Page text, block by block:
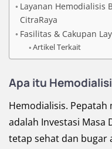
Layanan Hemodialisis
CitraRaya
Fasilitas & Cakupan
Artikel Terkait
Apa itu
Hemodialisis. Pepatah
adalah Investasi Masa
tetap sehat dan bugar